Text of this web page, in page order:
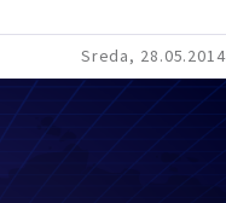
Sreda,